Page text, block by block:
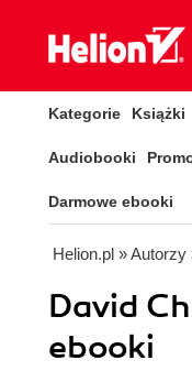
Kategorie Książki
Audiobooki
Darmowe ebooki
Helion.pl » Autorzy
David
ebooki